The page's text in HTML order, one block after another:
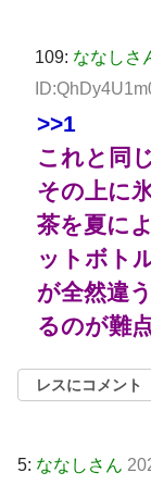
109: ななしさ
>>1
これと同
その上に
茶を夏に
ットボト
が全然違
るのが難
レスにコメント
5: ななしさん